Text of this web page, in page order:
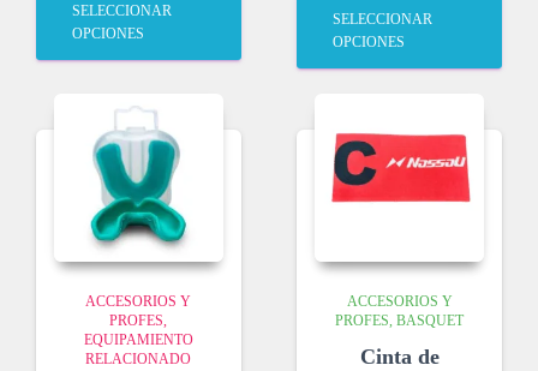
SELECCIONAR
OPCIONES
SELECCIONAR
OPCIONES
ACCESORIOS Y
PROFES
EQUIPAMIENTO
RELACIONADO
ACCESORIOS Y
PROFES BASQUET
Cinta de